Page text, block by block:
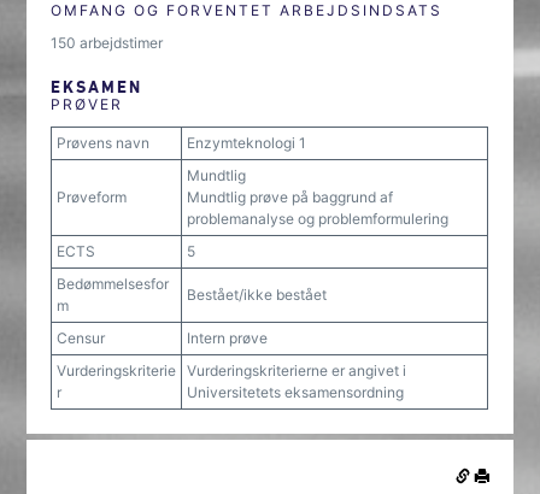
OMFANG OG FORVENTET ARBEJDSINDSATS
150 arbejdstimer
EKSAMEN
PRØVER
Prøvens navn Enzymteknologi 1
Prøveform
Mundtlig
Mundtlig prøve på baggrund af
problemanalyse og problemformulering
ECTS
5
Bedømmelsesfor
m
Bestået/ikke bestået
Censur
Intern prøve
Vurderingskriterie
r
Vurderingskriterierne er angivet i
Universitetets eksamensordning